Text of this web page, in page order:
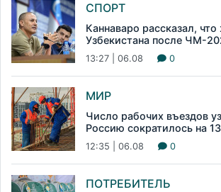
СПОРТ
Каннаваро рассказал,
Узбекистана после ЧМ-
13:27 | 06.08 0
МИР
Число рабочих въездов
Россию сократилось на
12:35 | 06.08 0
ПОТРЕБИТЕЛЬ